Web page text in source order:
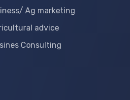
Ag marketing
advice
Consulting